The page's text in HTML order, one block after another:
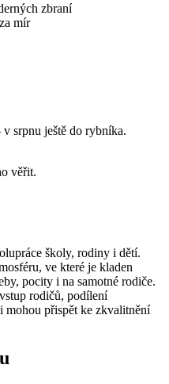
zbraní
mír
srpnu ještě do rybníka.
věřit.
školy, rodiny i dětí.
ve které je kladen
pocity i na samotné rodiče.
rodičů, podílení
mohou přispět ke zkvalitnění